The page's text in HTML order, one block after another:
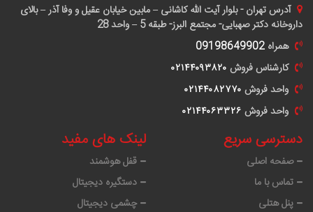
لینک های مفید
قفل هوشمند
دستگیره دیجیتال
چشمی دیجیتال
دسترسی سریع
صفحه اصلی
تماس با ما
پنل هتلی
آدرستهران - بلوار آیت الله کاشانی – مابین خیابان عقیل و وفا آذر – بالای
داروخانه دکتر صهبایی- مجتمع البرز- طبقه 5 – واحد 28
همراه 09198649902
کارشناس فروش ٠٢١۴۴٠٩٣٨٢٠
واحد فروش ٠٢١۴۴٠٨٢٧٧٠
واحد فروش ٠٢١۴۴٠۶٣٣٢۶